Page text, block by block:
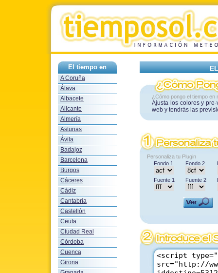
El tiempo en
A Coruña
Álava
Albacete
Alicante
Almería
Asturias
Ávila
Badajoz
Barcelona
Burgos
Cáceres
Cádiz
Cantabria
Castellón
Ceuta
Ciudad Real
Córdoba
Cuenca
Girona
¿Cómo pongo el tiempo en
Ajusta los colores y
web y tendrás las
Personaliza tu Plugin
Fondo 1
Fondo 2
Fuente 1 Fuente 2